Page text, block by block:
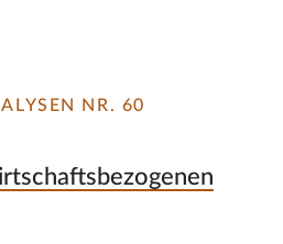
NR. 60